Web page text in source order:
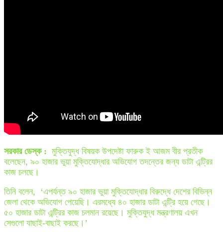
সরকার ডেস্ক : মুক্তিযুদ্ধ বিষয়ক উপদেষ্টা ফারুক ই আজম বীর প্রতীক
বলেছেন, ৯০ হাজার ভুয়া মুক্তিযোদ্ধার অভিযোগ তদন্তের জন্য ডাটা এন্ট্রির
কাজ চলছে।
তিনি বলেন, ‘এপর্যন্ত ৯০ হাজার ভুয়া মুক্তিযোদ্ধার বিরুদ্ধে দেশের বিভিন্ন
জেলা থেকে অভিযোগ পেয়েছি। এরমধ্যে ৪০ হাজার ডাটা এন্ট্রি হয়ে গেছে।
৫০ হাজার ডাটা এন্ট্রির কাজ চলমান রয়েছে। মুক্তিযুদ্ধ মন্ত্রণালয় এখন
সেগুলো যাছাই-বাছাই করছে।’